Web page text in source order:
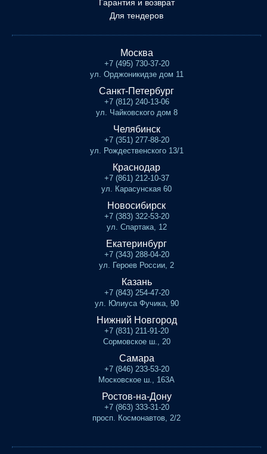
Гарантия и возврат
Для тендеров
Москва
+7 (495) 730-37-20
ул. Орджоникидзе дом 11
Санкт-Петербург
+7 (812) 240-13-06
ул. Чайковского дом 8
Челябинск
+7 (351) 277-88-20
ул. Рождественского 13/1
Краснодар
+7 (861) 212-10-37
ул. Карасунская 60
Новосибирск
+7 (383) 322-53-20
ул. Спартака, 12
Екатеринбург
+7 (343) 288-04-20
ул. Героев России, 2
Казань
+7 (843) 254-47-20
ул. Юлиуса Фучика, 90
Нижний Новгород
+7 (831) 211-91-20
Сормовское ш., 20
Самара
+7 (846) 233-53-20
Московское ш., 163А
Ростов-на-Дону
+7 (863) 333-31-20
просп. Космонавтов, 2/2